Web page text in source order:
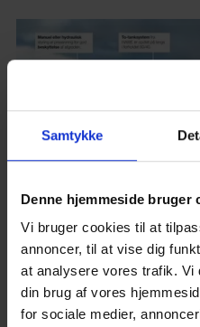
Samtykke
Denne hjemmeside bruger
Vi bruger cookies til at
annoncer, til at vise dig
at analysere vores trafik. Vi
din brug af vores
for sociale medier,